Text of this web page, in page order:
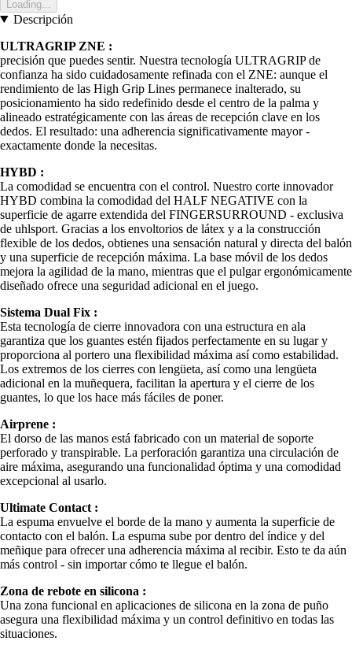
Loading...
Descripción
ULTRAGRIP ZNE :
precisión que puedes sentir. Nuestra tecnología ULTRAGRIP de
confianza ha sido cuidadosamente refinada con el ZNE: aunque el
rendimiento de las High Grip Lines permanece inalterado, su
posicionamiento ha sido redefinido desde el centro de la palma y
alineado estratégicamente con las áreas de recepción clave en los
dedos. El resultado: una adherencia significativamente mayor -
exactamente donde la necesitas.
HYBD :
La comodidad se encuentra con el control. Nuestro corte innovador
HYBD combina la comodidad del HALF NEGATIVE con la
superficie de agarre extendida del FINGERSURROUND - exclusiva
de uhlsport. Gracias a los envoltorios de látex y a la construcción
flexible de los dedos, obtienes una sensación natural y directa del balón
y una superficie de recepción máxima. La base móvil de los dedos
mejora la agilidad de la mano, mientras que el pulgar ergonómicamente
diseñado ofrece una seguridad adicional en el juego.
Sistema Dual Fix :
Esta tecnología de cierre innovadora con una estructura en ala
garantiza que los guantes estén fijados perfectamente en su lugar y
proporciona al portero una flexibilidad máxima así como estabilidad.
Los extremos de los cierres con lengüeta, así como una lengüeta
adicional en la muñequera, facilitan la apertura y el cierre de los
guantes, lo que los hace más fáciles de poner.
Airprene :
El dorso de las manos está fabricado con un material de soporte
perforado y transpirable. La perforación garantiza una circulación de
aire máxima, asegurando una funcionalidad óptima y una comodidad
excepcional al usarlo.
Ultimate Contact :
La espuma envuelve el borde de la mano y aumenta la superficie de
contacto con el balón. La espuma sube por dentro del índice y del
meñique para ofrecer una adherencia máxima al recibir. Esto te da aún
más control - sin importar cómo te llegue el balón.
Zona de rebote en silicona :
Una zona funcional en aplicaciones de silicona en la zona de puño
asegura una flexibilidad máxima y un control definitivo en todas las
situaciones.